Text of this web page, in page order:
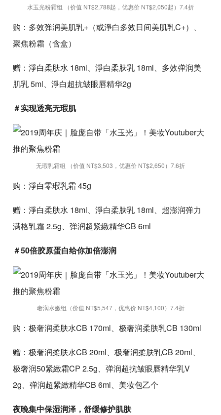
水玉光粉霜组 （价值 NT$2,788起，优惠价 NT$2,050起）7.4折
购：多效弹润美肌乳+（或淨白多效日间美肌乳C+）、
聚焦粉霜（含盒）
赠：淨白柔肤水 18ml、淨白柔肤乳 18ml、多效弹润美
肌乳 5ml、淨白超抗皱眼唇精华2g
＃实现透亮无瑕肌
无瑕乳霜组 （价值 NT$3,503，优惠价 NT$2,650）7.6折
购：淨白零瑕乳霜 45g
赠：淨白柔肤水 18ml、淨白柔肤乳 18ml、超澎润弹力
满格乳霜 2.5g、弹润超紧緻精华CB 6ml
＃50倍胶原蛋白给你加倍澎润
奢润水嫩组（价值 NT$5,547，优惠价 NT$4,100）7.4折
购：极奢润柔肤水CB 170ml、极奢润柔肤乳CB 130ml
赠：极奢润柔肤水CB 20ml、极奢润柔肤乳CB 20ml、
极奢润50紧緻霜CP 2.5g、弹润超抗皱眼唇精华乳V
2g、弹润超紧緻精华CB 6ml、美妆包乙个
夜晚集中保湿润泽，舒缓修护肌肤